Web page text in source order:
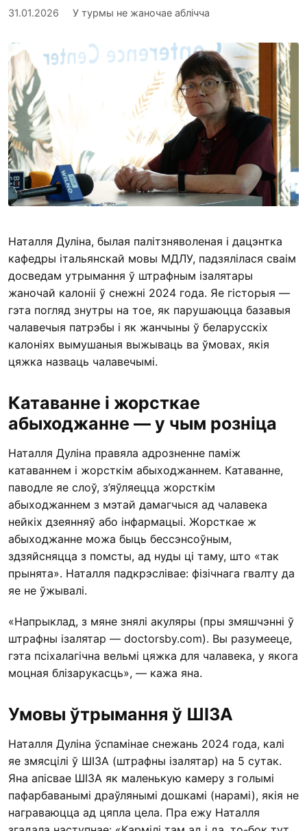
31.01.2026 У турмы не жаночае аблічча
Наталля Дуліна, былая палітзняволеная і дацэнтка
кафедры італьянскай мовы МДЛУ, падзялілася сваім
досведам утрымання ў штрафным ізалятары
жаночай калоніі ў снежні 2024 года. Яе гісторыя —
гэта погляд знутры на тое, як парушаюцца базавыя
чалавечыя патрэбы і як жанчыны ў беларусскіх
калоніях вымушаныя выжываць ва ўмовах, якія
цяжка назваць чалавечымі.
Катаванне і жорсткае
абыходжанне — у чым розніца
Наталля Дуліна правяла адрозненне паміж
катаваннем і жорсткім абыходжаннем. Катаванне,
паводле яе слоў, з’яўляецца жорсткім
абыходжаннем з мэтай дамагчыся ад чалавека
нейкіх дзеянняў або інфармацыі. Жорсткае ж
абыходжанне можа быць бессэнсоўным,
здзяйсняцца з помсты, ад нуды ці таму, што «так
прынята». Наталля падкрэслівае: фізічнага гвалту да
яе не ўжывалі.
«Напрыклад, з мяне знялі акуляры (пры змяшчэнні ў
штрафны ізалятар — doctorsby.com). Вы разумееце,
гэта псіхалагічна вельмі цяжка для чалавека, у якога
моцная блізарукасць», — кажа яна.
Умовы ўтрымання ў ШІЗА
Наталля Дуліна ўспамінае снежань 2024 года, калі
яе змясцілі ў ШІЗА (штрафны ізалятар) на 5 сутак.
Яна апісвае ШІЗА як маленькую камеру з голымі
пафарбаванымі драўлянымі дошкамі (нарамі), якія не
награваюцца ад цяпла цела. Пра ежу Наталля